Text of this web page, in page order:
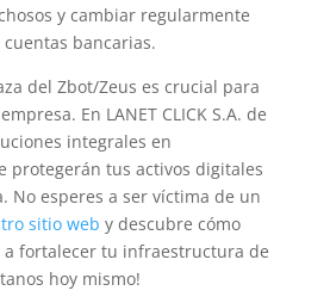
y cambiar regularmente
bancarias.
del Zbot/Zeus es crucial para
En LANET CLICK S.A. de
integrales en
protegerán tus activos digitales
No esperes a ser víctima de un
sitio web y descubre cómo
a fortalecer tu infraestructura de
hoy mismo!